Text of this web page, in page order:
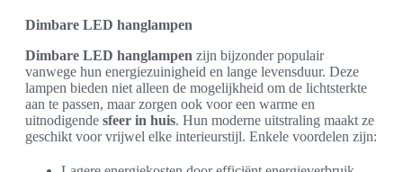
Dimbare LED hanglampen
Dimbare LED hanglampen zijn bijzonder populair
vanwege hun energiezuinigheid en lange levensduur. Deze
lampen bieden niet alleen de mogelijkheid om de lichtsterkte
aan te passen, maar zorgen ook voor een warme en
uitnodigende sfeer in huis. Hun moderne uitstraling maakt ze
geschikt voor vrijwel elke interieurstijl. Enkele voordelen zijn: